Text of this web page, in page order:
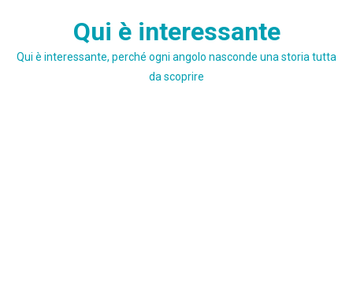
Qui è interessante
Qui è interessante, perché ogni angolo nasconde una storia tutta
da scoprire